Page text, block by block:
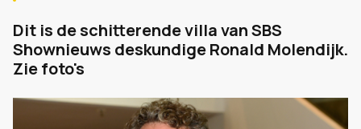
Dit is de schitterende villa van SBS
Shownieuws deskundige Ronald Molendijk.
Zie foto's